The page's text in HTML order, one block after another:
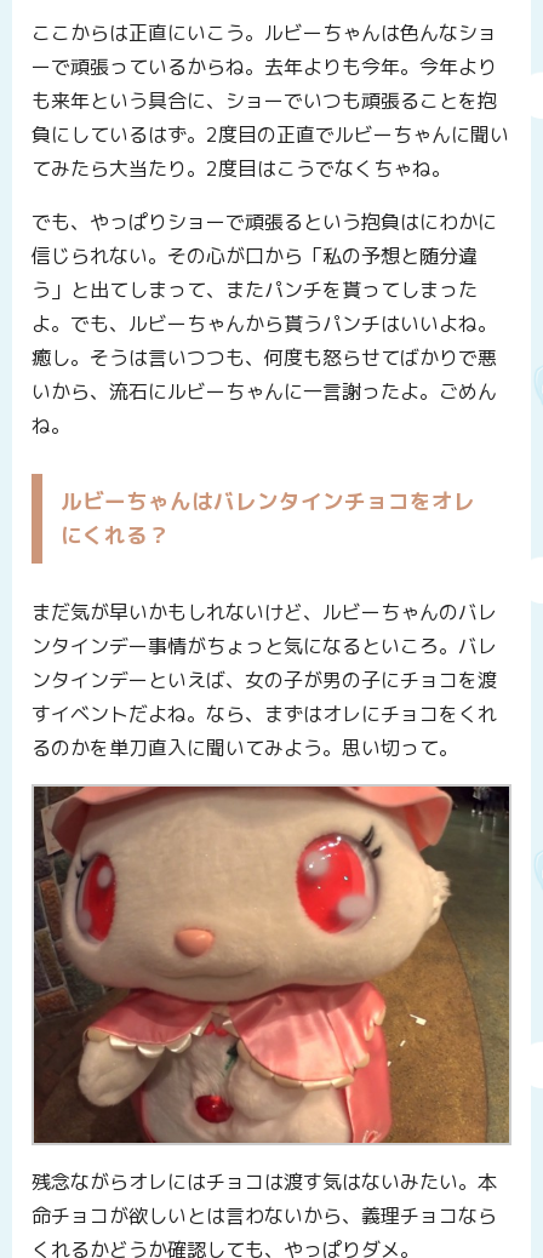
ここからは正直にいこう。ルビーちゃんは色んなショ
ーで頑張っているからね。去年よりも今年。今年より
も来年という具合に、ショーでいつも頑張ることを抱
負にしているはず。2度目の正直でルビーちゃんに聞い
てみたら大当たり。2度目はこうでなくちゃね。
でも、やっぱりショーで頑張るという抱負はにわかに
信じられない。その心が口から「私の予想と随分違
う」と出てしまって、またパンチを貰ってしまった
よ。でも、ルビーちゃんから貰うパンチはいいよね。
癒し。そうは言いつつも、何度も怒らせてばかりで悪
いから、流石にルビーちゃんに一言謝ったよ。ごめん
ね。
ルビーちゃんはバレンタインチョコをオレ
にくれる？
まだ気が早いかもしれないけど、ルビーちゃんのバレ
ンタインデー事情がちょっと気になるといころ。バレ
ンタインデーといえば、女の子が男の子にチョコを渡
すイベントだよね。なら、まずはオレにチョコをくれ
るのかを単刀直入に聞いてみよう。思い切って。
残念ながらオレにはチョコは渡す気はないみたい。本
命チョコが欲しいとは言わないから、義理チョコなら
くれるかどうか確認しても、やっぱりダメ。